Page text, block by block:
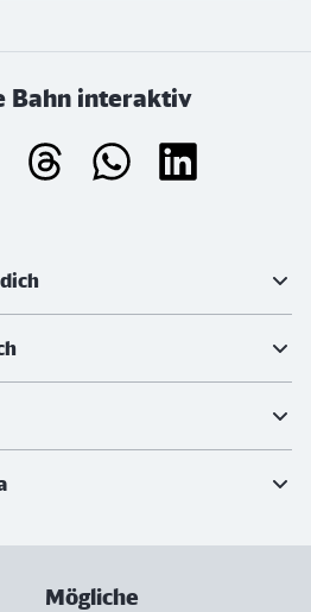
Bahn interaktiv
Mögliche